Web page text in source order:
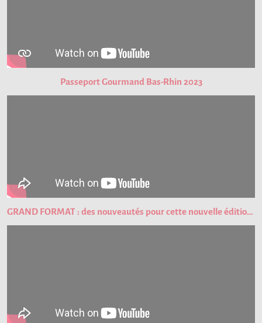
Passeport Gourmand Bas-Rhin 2023
GRAND FORMAT : des nouveautés pour cette nouvelle édition du Passeport Gourmand !